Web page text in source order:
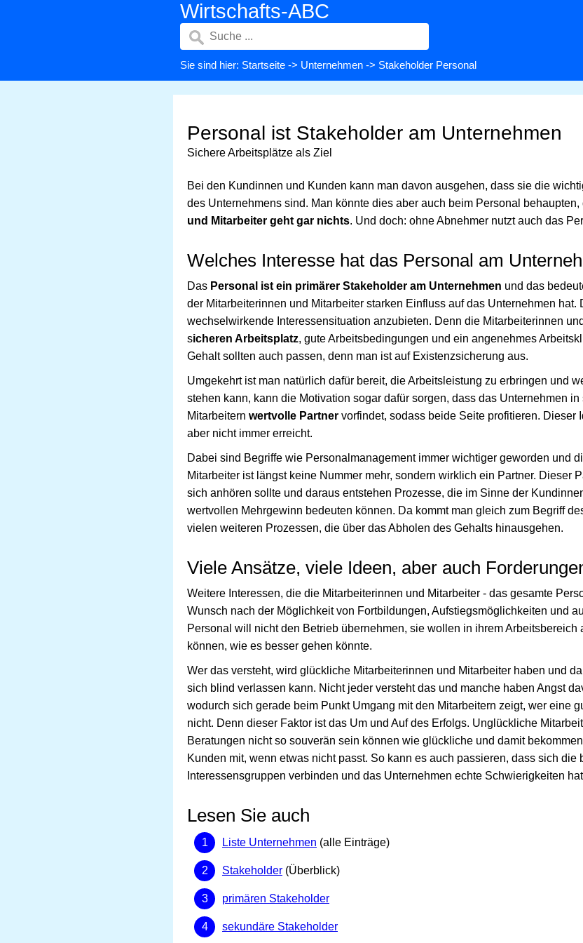
Wirtschafts-ABC
Sie sind hier: Startseite -> Unternehmen -> Stakeholder Personal
Personal ist Stakeholder am Unternehmen
Sichere Arbeitsplätze als Ziel
Bei den Kundinnen und Kunden kann man davon ausgehen, dass sie die
des Unternehmens sind. Man könnte dies aber auch beim Personal behaupten,
und Mitarbeiter geht gar nichts. Und doch: ohne Abnehmer nutzt auch das
Welches Interesse hat das Personal am
Das Personal ist ein primärer Stakeholder am Unternehmen und das
der Mitarbeiterinnen und Mitarbeiter starken Einfluss auf das Unternehmen hat.
wechselwirkende Interessensituation anzubieten. Denn die Mitarbeiterinnen
sicheren Arbeitsplatz, gute Arbeitsbedingungen und ein angenehmes
Gehalt sollten auch passen, denn man ist auf Existenzsicherung aus.
Umgekehrt ist man natürlich dafür bereit, die Arbeitsleistung zu erbringen und
stehen kann, kann die Motivation sogar dafür sorgen, dass das Unternehmen
Mitarbeitern wertvolle Partner vorfindet, sodass beide Seite profitieren. Dieser
aber nicht immer erreicht.
Dabei sind Begriffe wie Personalmanagement immer wichtiger geworden und
Mitarbeiter ist längst keine Nummer mehr, sondern wirklich ein Partner. Dieser
sich anhören sollte und daraus entstehen Prozesse, die im Sinne der
wertvollen Mehrgewinn bedeuten können. Da kommt man gleich zum Begriff
vielen weiteren Prozessen, die über das Abholen des Gehalts hinausgehen.
Viele Ansätze, viele Ideen, aber auch
Weitere Interessen, die die Mitarbeiterinnen und Mitarbeiter - das gesamte
Wunsch nach der Möglichkeit von Fortbildungen, Aufstiegsmöglichkeiten und
Personal will nicht den Betrieb übernehmen, sie wollen in ihrem Arbeitsbereich
können, wie es besser gehen könnte.
Wer das versteht, wird glückliche Mitarbeiterinnen und Mitarbeiter haben und
sich blind verlassen kann. Nicht jeder versteht das und manche haben Angst
wodurch sich gerade beim Punkt Umgang mit den Mitarbeitern zeigt, wer eine
nicht. Denn dieser Faktor ist das Um und Auf des Erfolgs. Unglückliche
Beratungen nicht so souverän sein können wie glückliche und damit
Kunden mit, wenn etwas nicht passt. So kann es auch passieren, dass sich die
Interessensgruppen verbinden und das Unternehmen echte Schwierigkeiten
Lesen Sie auch
Liste Unternehmen (alle Einträge)
Stakeholder (Überblick)
primären Stakeholder
sekundäre Stakeholder